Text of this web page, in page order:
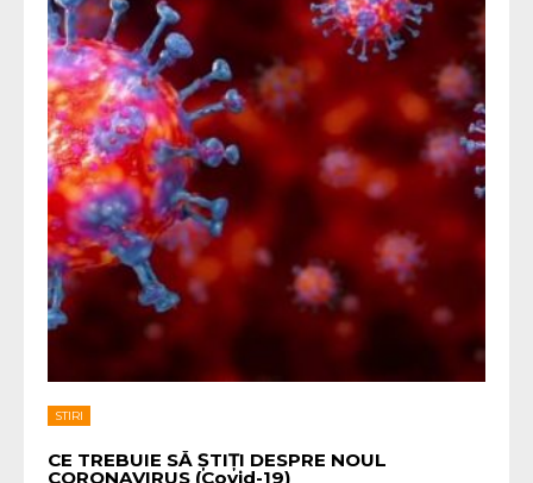
STIRI
CE TREBUIE SĂ ȘTIȚI DESPRE NOUL
CORONAVIRUS (Covid-19)